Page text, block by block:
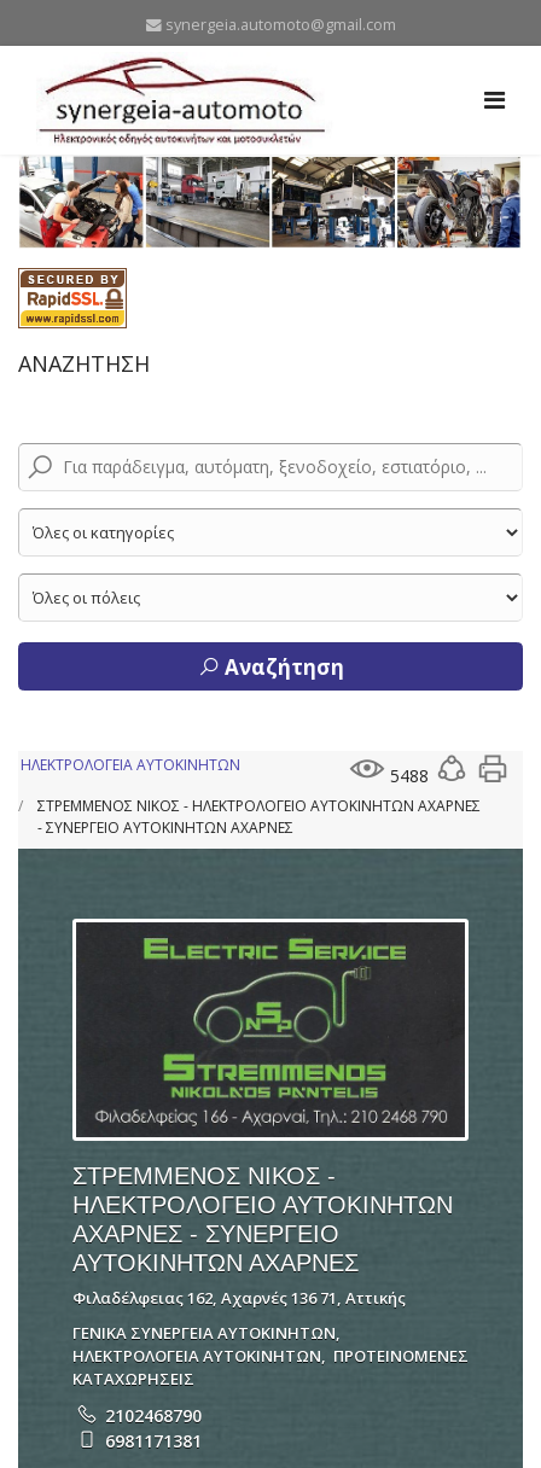
synergeia.automoto@gmail.com
ΑΝΑΖΗΤΗΣΗ
Αναζήτηση
5488
ΗΛΕΚΤΡΟΛΟΓΕΙΑ ΑΥΤΟΚΙΝΗΤΩΝ
ΣΤΡΕΜΜΕΝΟΣ ΝΙΚΟΣ - ΗΛΕΚΤΡΟΛΟΓΕΙΟ ΑΥΤΟΚΙΝΗΤΩΝ ΑΧΑΡΝΕΣ
- ΣΥΝΕΡΓΕΙΟ ΑΥΤΟΚΙΝΗΤΩΝ ΑΧΑΡΝΕΣ
ΣΤΡΕΜΜΕΝΟΣ ΝΙΚΟΣ -
ΗΛΕΚΤΡΟΛΟΓΕΙΟ ΑΥΤΟΚΙΝΗΤΩΝ
ΑΧΑΡΝΕΣ - ΣΥΝΕΡΓΕΙΟ
ΑΥΤΟΚΙΝΗΤΩΝ ΑΧΑΡΝΕΣ
Φιλαδέλφειας 162, Αχαρνές 136 71, Αττικής
ΓΕΝΙΚΑ ΣΥΝΕΡΓΕΙΑ ΑΥΤΟΚΙΝΗΤΩΝ,
ΗΛΕΚΤΡΟΛΟΓΕΙΑ ΑΥΤΟΚΙΝΗΤΩΝ, ΠΡΟΤΕΙΝΟΜΕΝΕΣ
ΚΑΤΑΧΩΡΗΣΕΙΣ
2102468790
6981171381